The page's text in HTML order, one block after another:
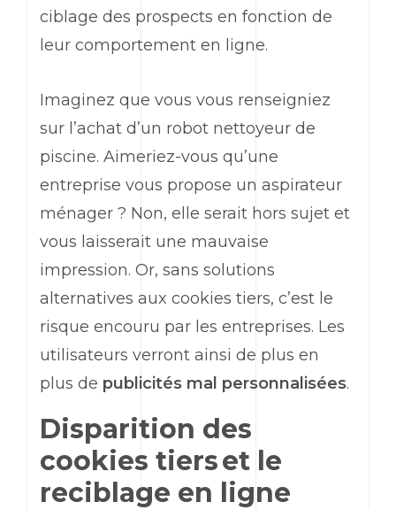
ciblage des prospects en fonction de
leur comportement en ligne.
Imaginez que vous vous renseigniez
sur l’achat d’un robot nettoyeur de
piscine. Aimeriez-vous qu’une
entreprise vous propose un aspirateur
ménager ? Non, elle serait hors sujet et
vous laisserait une mauvaise
impression. Or, sans solutions
alternatives aux cookies tiers, c’est le
risque encouru par les entreprises. Les
utilisateurs verront ainsi de plus en
plus de publicités mal personnalisées.
Disparition des
cookies tiers et le
reciblage en ligne